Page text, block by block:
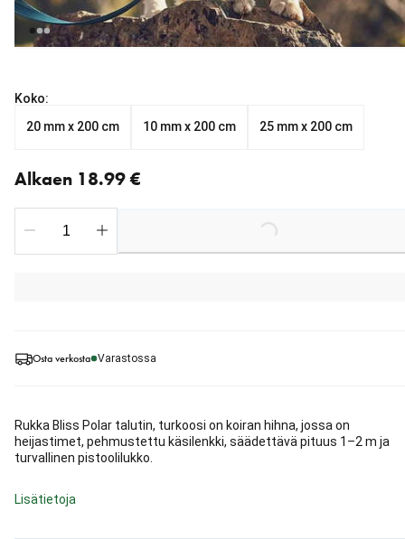
Osta verkosta Varastossa
Rukka Bliss Polar talutin, turkoosi on koiran hihna, jossa on
heijastimet, pehmustettu käsilenkki, säädettävä pituus 1–2 m ja
turvallinen pistoolilukko.
Lisätietoja
Koko:
20 mm x 200 cm
10 mm x 200 cm 25 mm x 200 cm
Alkaen 18.99 €
Loading...